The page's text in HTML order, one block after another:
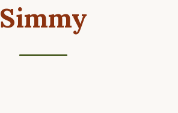
Simmy